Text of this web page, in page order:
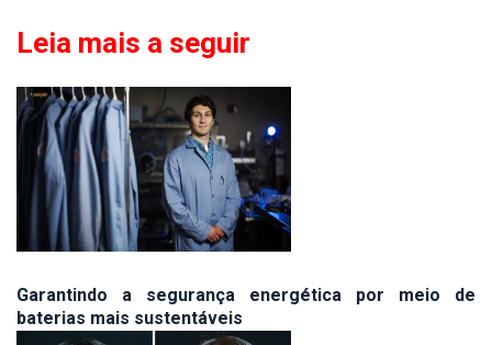
Leia mais a seguir
Garantindo a segurança energética por meio de
baterias mais sustentáveis